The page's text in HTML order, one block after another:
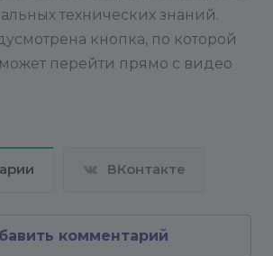
технических знаний.
кнопка, по которой
может перейти прямо с видео
ВКонтакте
комментарий